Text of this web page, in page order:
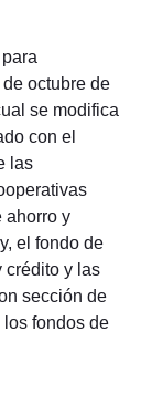
octubre de
se modifica
con el
las
ahorro y
el fondo de
crédito y las
sección de
fondos de